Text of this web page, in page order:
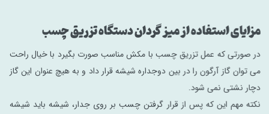
مزایای استفاده از میز گردان دستگاه تزریق چسب
در صورتی که عمل تزریق چسب با مکش مناسب صورت بگیرد با خیال راحت
می ‌توان گاز آرگون را در بین دوجداره شیشه قرار داد و به هیچ عنوان این گاز
دچار نشتی نمی‌ شود.
نکته مهم این که پس از قرار گرفتن چسب بر روی جدار، شیشه باید شیشه